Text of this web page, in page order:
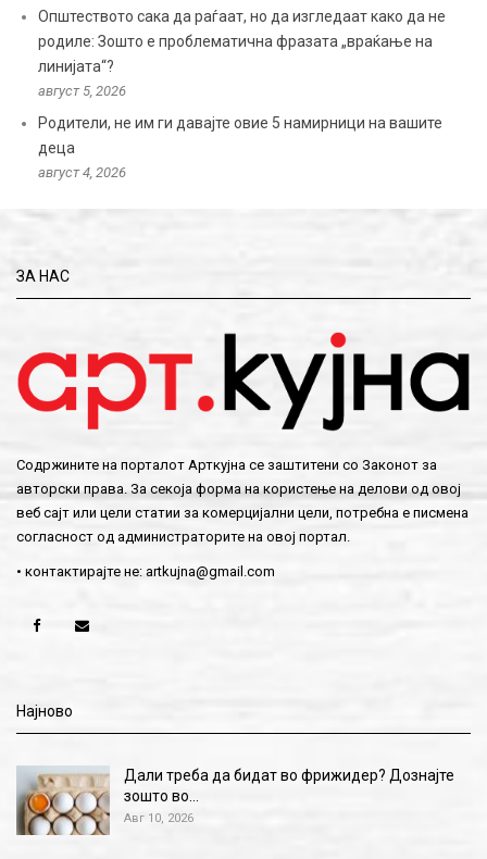
Општеството сака да раѓаат, но да изгледаат како да не
родиле: Зошто е проблематична фразата „враќање на
линијата“?
август 5, 2026
Родители, не им ги давајте овие 5 намирници на вашите
деца
август 4, 2026
ЗА НАС
Содржините на порталот Арткујна се заштитени со Законот за
авторски права. За секоја форма на користење на делови од овој
веб сајт или цели статии за комерцијални цели, потребна е писмена
согласност од администраторите на овој портал.
• контактирајте не: artkujna@gmail.com
Најново
Дали треба да бидат во фрижидер? Дознајте
зошто во…
Авг 10, 2026